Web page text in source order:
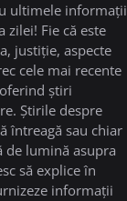
ultimele informații
zilei! Fie că este
justiție, aspecte
cele mai recente
știri
Știrile despre
întreagă sau chiar
de lumină asupra
să explice în
informații